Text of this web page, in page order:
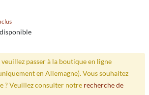
passer à la boutique en ligne
en Allemagne). Vous souhaitez
? Veuillez consulter notre recherche de